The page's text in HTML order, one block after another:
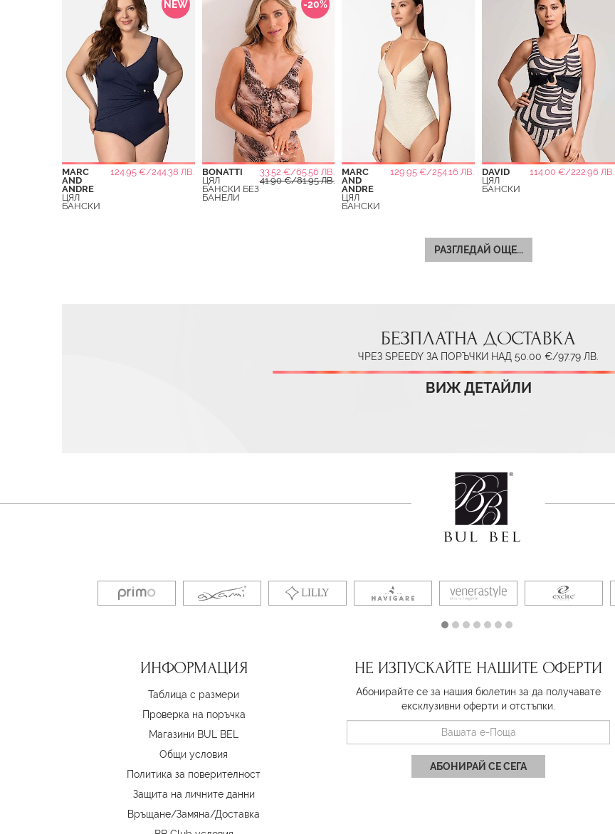
NEW
MARC
AND
ANDRE
124.95 €/244.38 ЛВ.
ЦЯЛ
БАНСКИ
-20%
BONATTI
33.52 €/65.56 ЛВ.
ЦЯЛ
БАНСКИ БЕЗ
БАНЕЛИ
41.90 €/81.95 ЛВ.
MARC
AND
ANDRE
129.95 €/254.16 ЛВ.
ЦЯЛ
БАНСКИ
DAVID
114.00 €/222.96 ЛВ.
ЦЯЛ
БАНСКИ
РАЗГЛЕДАЙ ОЩЕ...
БЕЗПЛАТНА ДОСТАВКА
ЧРЕЗ SPEEDY ЗА ПОРЪЧКИ НАД 50.00 €/97.79 ЛВ.
ВИЖ ДЕТАЙЛИ
ИНФОРМАЦИЯ
Таблица с размери
Проверка на поръчка
Магазини BUL BEL
Oбщи условия
Политика за поверителност
Защита на личните данни
Връщане/Замяна/Доставка
НЕ ИЗПУСКАЙТЕ НАШИТЕ ОФЕРТИ
Абонирайте се за нашия бюлетин за да получавате
ексклузивни оферти и отстъпки.
АБОНИРАЙ СЕ СЕГА